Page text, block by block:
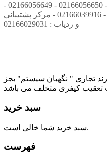
تلفن : 02166051812 02166051320 - 02166056650 - 02166056649 -
02166083677 - 02166023713 - 02166039916 - مرکز پشتیبانی GPS
و ردیاب : 02166029031
تجاری " نگهبان سیستم" بجز
کیفری متخلف می باشد
سبد خرید
سبد خرید شما خالی است.
فهرست